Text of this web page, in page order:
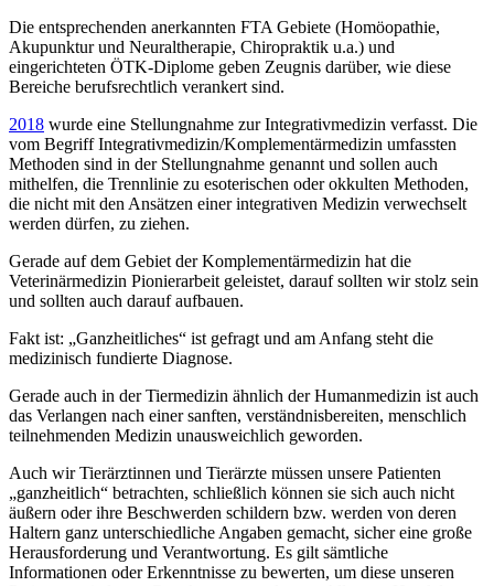
Die entsprechenden anerkannten FTA Gebiete (Homöopathie,
Akupunktur und Neuraltherapie, Chiropraktik u.a.) und
eingerichteten ÖTK-Diplome geben Zeugnis darüber, wie diese
Bereiche berufsrechtlich verankert sind.
2018 wurde eine Stellungnahme zur Integrativmedizin verfasst. Die
vom Begriff Integrativmedizin/Komplementärmedizin umfassten
Methoden sind in der Stellungnahme genannt und sollen auch
mithelfen, die Trennlinie zu esoterischen oder okkulten Methoden,
die nicht mit den Ansätzen einer integrativen Medizin verwechselt
werden dürfen, zu ziehen.
Gerade auf dem Gebiet der Komplementärmedizin hat die
Veterinärmedizin Pionierarbeit geleistet, darauf sollten wir stolz sein
und sollten auch darauf aufbauen.
Fakt ist: „Ganzheitliches“ ist gefragt und am Anfang steht die
medizinisch fundierte Diagnose.
Gerade auch in der Tiermedizin ähnlich der Humanmedizin ist auch
das Verlangen nach einer sanften, verständnisbereiten, menschlich
teilnehmenden Medizin unausweichlich geworden.
Auch wir Tierärztinnen und Tierärzte müssen unsere Patienten
„ganzheitlich“ betrachten, schließlich können sie sich auch nicht
äußern oder ihre Beschwerden schildern bzw. werden von deren
Haltern ganz unterschiedliche Angaben gemacht, sicher eine große
Herausforderung und Verantwortung. Es gilt sämtliche
Informationen oder Erkenntnisse zu bewerten, um diese unseren